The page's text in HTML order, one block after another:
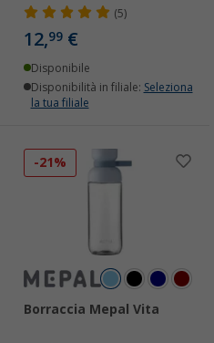
(5)
12,99 €
Disponibile
Disponibilità in filiale: Seleziona
la tua filiale
-21%
Borraccia Mepal Vita